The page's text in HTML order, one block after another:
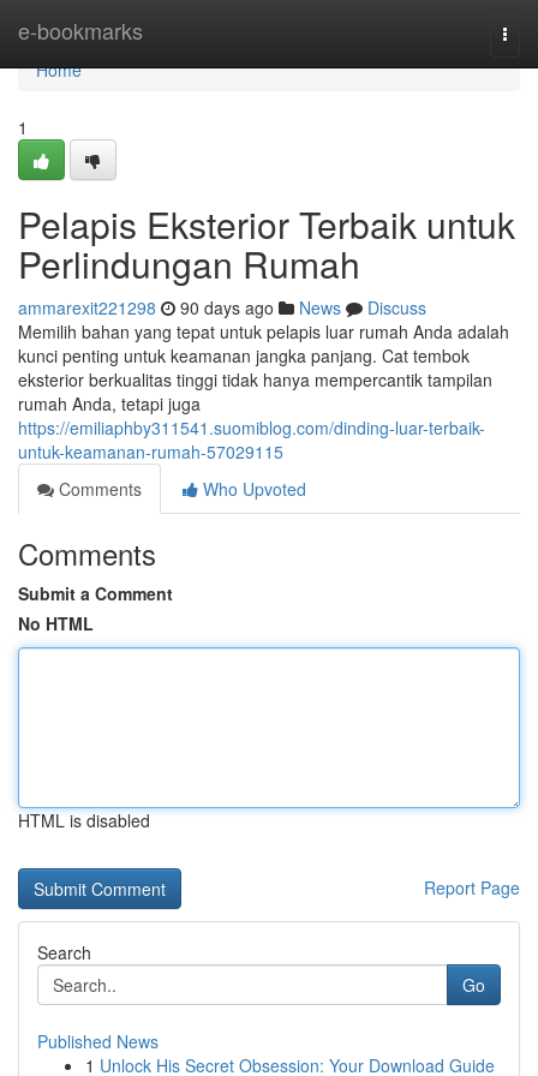
e-bookmarks
Home
Home
1
Pelapis Eksterior Terbaik untuk
Perlindungan Rumah
ammarexit221298 90 days ago News
Discuss
Memilih bahan yang tepat untuk pelapis luar rumah Anda adalah
kunci penting untuk keamanan jangka panjang. Cat tembok
eksterior berkualitas tinggi tidak hanya mempercantik tampilan
rumah Anda, tetapi juga
https://emiliaphby311541.suomiblog.com/dinding-luar-terbaik-
untuk-keamanan-rumah-57029115
Comments
Who Upvoted
Comments
Submit a Comment
No HTML
HTML is disabled
Report Page
Search
Go
Published News
1 Unlock His Secret Obsession: Your Download Guide